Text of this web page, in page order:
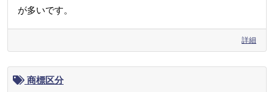
が多いです。
詳細
商標区分